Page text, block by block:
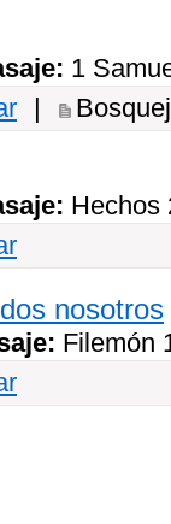
1
|
Hechos
nosotros
Filemón